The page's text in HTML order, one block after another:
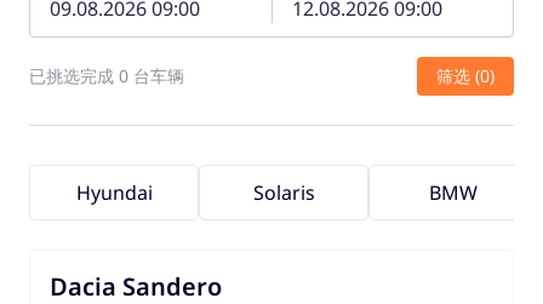
已挑选完成 0 台车辆 筛选 (0)
Hyundai Solaris BMW
Dacia Sandero